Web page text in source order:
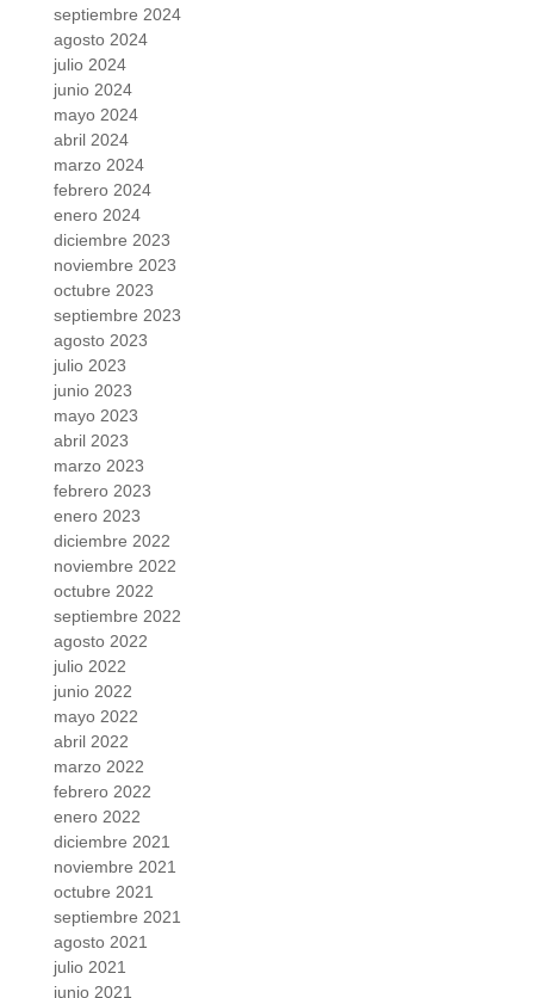
septiembre 2024
agosto 2024
julio 2024
junio 2024
mayo 2024
abril 2024
marzo 2024
febrero 2024
enero 2024
diciembre 2023
noviembre 2023
octubre 2023
septiembre 2023
agosto 2023
julio 2023
junio 2023
mayo 2023
abril 2023
marzo 2023
febrero 2023
enero 2023
diciembre 2022
noviembre 2022
octubre 2022
septiembre 2022
agosto 2022
julio 2022
junio 2022
mayo 2022
abril 2022
marzo 2022
febrero 2022
enero 2022
diciembre 2021
noviembre 2021
octubre 2021
septiembre 2021
agosto 2021
julio 2021
junio 2021